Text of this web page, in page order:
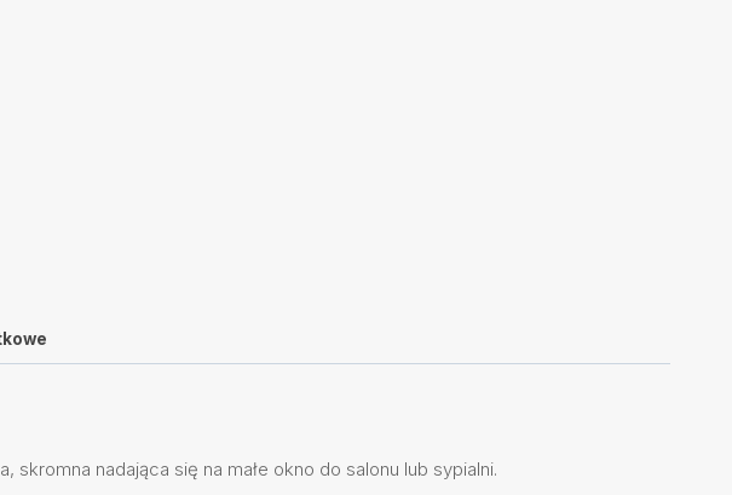
nadająca się na małe okno do salonu lub sypialni.